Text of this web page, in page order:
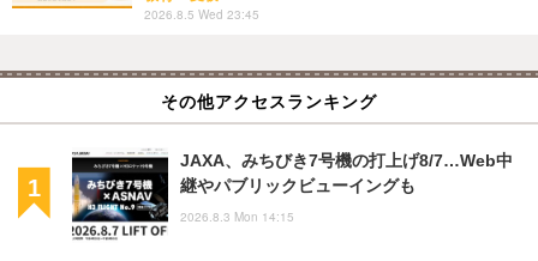
2026.8.5 Wed 23:45
その他アクセスランキング
JAXA、みちびき7号機の打上げ8/7…Web中
継やパブリックビューイングも
2026.8.3 Mon 14:15